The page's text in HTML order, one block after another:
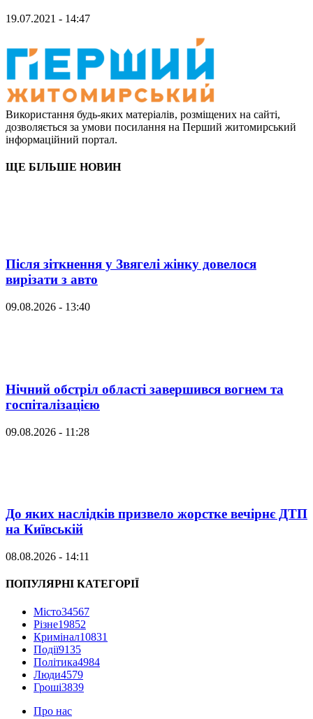
19.07.2021 - 14:47
Використання будь-яких матеріалів, розміщених на сайті,
дозволяється за умови посилання на Перший житомирський
інформаційний портал.
ЩЕ БІЛЬШЕ НОВИН
Після зіткнення у Звягелі жінку довелося
вирізати з авто
09.08.2026 - 13:40
Нічний обстріл області завершився вогнем та
госпіталізацією
09.08.2026 - 11:28
До яких наслідків призвело жорстке вечірнє ДТП
на Київській
08.08.2026 - 14:11
ПОПУЛЯРНІ КАТЕГОРІЇ
Місто34567
Різне19852
Кримінал10831
Події9135
Політика4984
Люди4579
Гроші3839
Про нас